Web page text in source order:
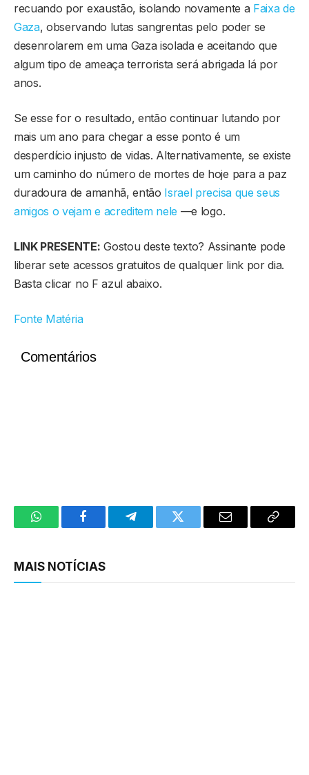
recuando por exaustão, isolando novamente a Faixa de
Gaza, observando lutas sangrentas pelo poder se
desenrolarem em uma Gaza isolada e aceitando que
algum tipo de ameaça terrorista será abrigada lá por
anos.
Se esse for o resultado, então continuar lutando por
mais um ano para chegar a esse ponto é um
desperdício injusto de vidas. Alternativamente, se existe
um caminho do número de mortes de hoje para a paz
duradoura de amanhã, então Israel precisa que seus
amigos o vejam e acreditem nele —e logo.
LINK PRESENTE: Gostou deste texto? Assinante pode
liberar sete acessos gratuitos de qualquer link por dia.
Basta clicar no F azul abaixo.
Fonte Matéria
Comentários
WhatsAppFacebookTelegramTwitter Email
Copy
MAIS NOTÍCIAS